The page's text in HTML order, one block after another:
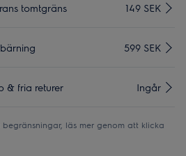
tomtgräns 149 SEK
599 SEK
& fria returer Ingår
läs mer genom att klicka